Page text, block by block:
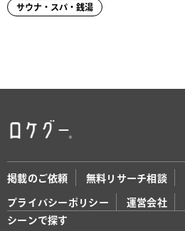
サウナ・スパ・銭湯
掲載のご依頼 無料リサーチ相談
プライバシーポリシー 運営会社
シーンで探す